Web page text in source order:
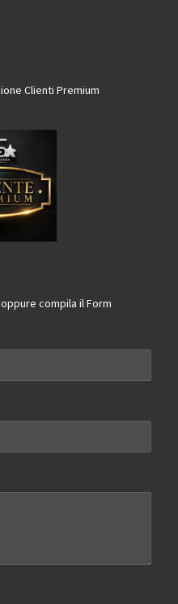
Clienti Premium
compila il Form